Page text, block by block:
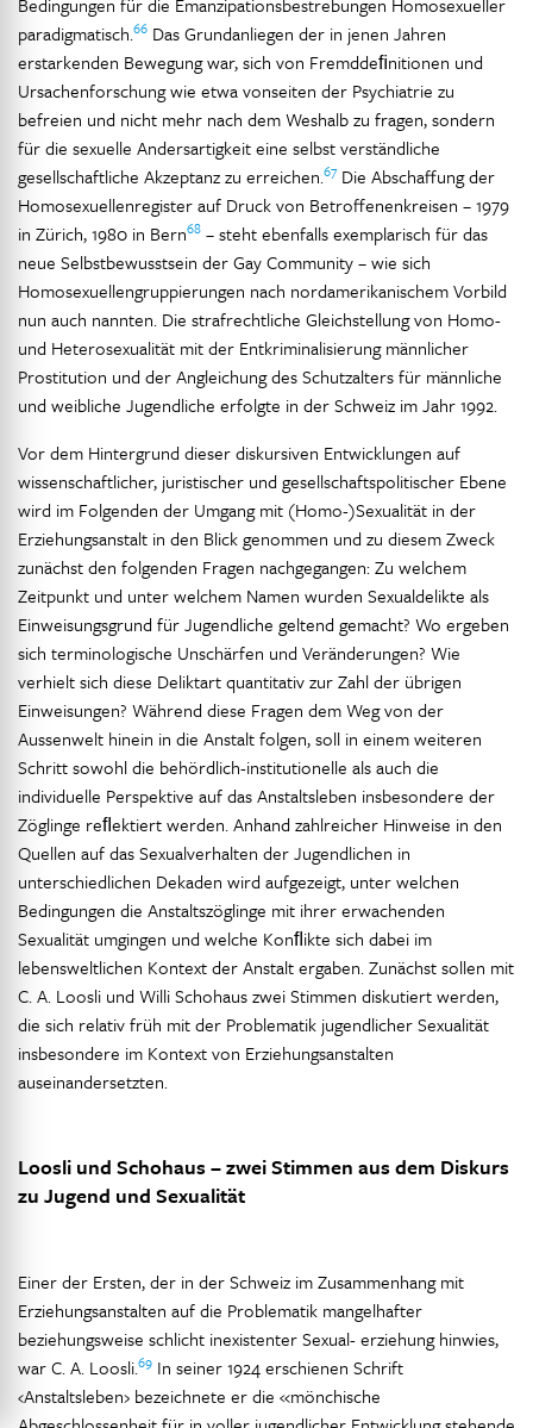
paradigmatisch.66 Das Grundanliegen der in jenen Jahren
erstarkenden Bewegung war, sich von Fremddeﬁnitionen und
Ursachenforschung wie etwa vonseiten der Psychiatrie zu
befreien und nicht mehr nach dem Weshalb zu fragen, sondern
für die sexuelle Andersartigkeit eine selbst verständliche
gesellschaftliche Akzeptanz zu erreichen.67 Die Abschaffung der
Homosexuellenregister auf Druck von Betroffenenkreisen – 1979
in Zürich, 1980 in Bern68 – steht ebenfalls exemplarisch für das
neue Selbstbewusstsein der Gay Community – wie sich
Homosexuellengruppierungen nach nordamerikanischem Vorbild
nun auch nannten. Die strafrechtliche Gleichstellung von Homo-
und Heterosexualität mit der Entkriminalisierung männlicher
Prostitution und der Angleichung des Schutzalters für männliche
und weibliche Jugendliche erfolgte in der Schweiz im Jahr 1992.
Vor dem Hintergrund dieser diskursiven Entwicklungen auf
wissenschaftlicher, juristischer und gesellschaftspolitischer Ebene
wird im Folgenden der Umgang mit (Homo-)Sexualität in der
Erziehungsanstalt in den Blick genommen und zu diesem Zweck
zunächst den folgenden Fragen nachgegangen: Zu welchem
Zeitpunkt und unter welchem Namen wurden Sexualdelikte als
Einweisungsgrund für Jugendliche geltend gemacht? Wo ergeben
sich terminologische Unschärfen und Veränderungen? Wie
verhielt sich diese Deliktart quantitativ zur Zahl der übrigen
Einweisungen? Während diese Fragen dem Weg von der
Aussenwelt hinein in die Anstalt folgen, soll in einem weiteren
Schritt sowohl die behördlich-institutionelle als auch die
individuelle Perspektive auf das Anstaltsleben insbesondere der
Zöglinge reﬂektiert werden. Anhand zahlreicher Hinweise in den
Quellen auf das Sexualverhalten der Jugendlichen in
unterschiedlichen Dekaden wird aufgezeigt, unter welchen
Bedingungen die Anstaltszöglinge mit ihrer erwachenden
Sexualität umgingen und welche Konﬂikte sich dabei im
lebensweltlichen Kontext der Anstalt ergaben. Zunächst sollen mit
C. A. Loosli und Willi Schohaus zwei Stimmen diskutiert werden,
die sich relativ früh mit der Problematik jugendlicher Sexualität
insbesondere im Kontext von Erziehungsanstalten
auseinandersetzten.
Loosli und Schohaus – zwei Stimmen aus dem Diskurs
zu Jugend und Sexualität
Einer der Ersten, der in der Schweiz im Zusammenhang mit
Erziehungsanstalten auf die Problematik mangelhafter
beziehungsweise schlicht inexistenter Sexual- erziehung hinwies,
war C. A. Loosli.69 In seiner 1924 erschienen Schrift
‹Anstaltsleben› bezeichnete er die «mönchische